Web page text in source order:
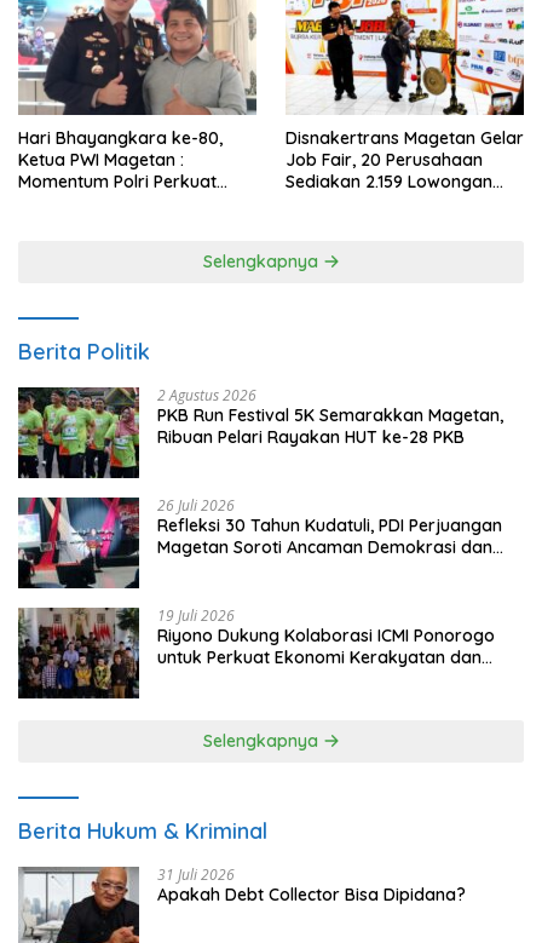
Hari Bhayangkara ke-80,
Ketua PWI Magetan :
Momentum Polri Perkuat
Disnakertrans Magetan Gelar
Job Fair, 20 Perusahaan
Sediakan 2.159 Lowongan
Selengkapnya
Berita Politik
2 Agustus 2026
PKB Run Festival 5K Semarakkan Magetan,
Ribuan Pelari Rayakan HUT ke-28 PKB
26 Juli 2026
Refleksi 30 Tahun Kudatuli, PDI Perjuangan
Magetan Soroti Ancaman Demokrasi dan
19 Juli 2026
Riyono Dukung Kolaborasi ICMI Ponorogo
untuk Perkuat Ekonomi Kerakyatan dan
Selengkapnya
Berita Hukum & Kriminal
31 Juli 2026
Apakah Debt Collector Bisa Dipidana?